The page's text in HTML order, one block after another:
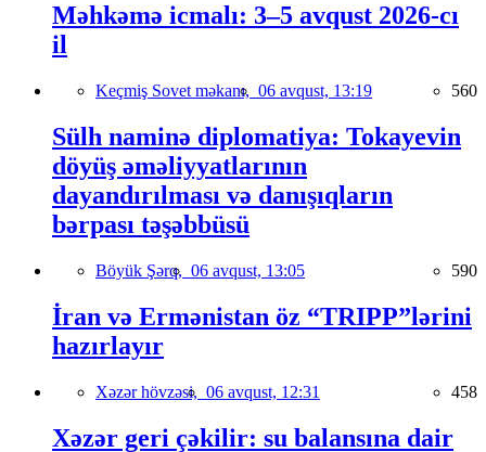
Məhkəmə icmalı: 3–5 avqust 2026-cı
il
Keçmiş Sovet məkanı, 06 avqust, 13:19 560
Sülh naminə diplomatiya: Tokayevin
döyüş əməliyyatlarının
dayandırılması və danışıqların
bərpası təşəbbüsü
Böyük Şərq, 06 avqust, 13:05 590
İran və Ermənistan öz “TRIPP”lərini
hazırlayır
Xəzər hövzəsi, 06 avqust, 12:31 458
Xəzər geri çəkilir: su balansına dair